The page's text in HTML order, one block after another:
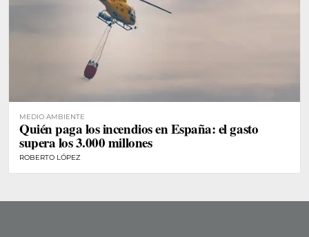
MEDIO AMBIENTE
Quién paga los incendios en España: el gasto
supera los 3.000 millones
ROBERTO LÓPEZ